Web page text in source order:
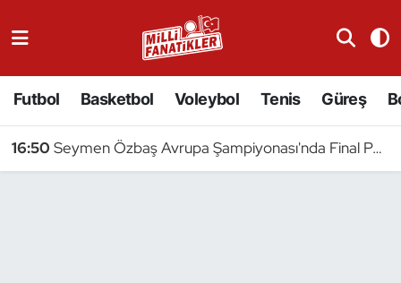
Futbol Basketbol Voleybol Tenis Güreş
16:50 Seymen Özbaş Avrupa Şampiyonası'nda Final Peşinde
Badminton